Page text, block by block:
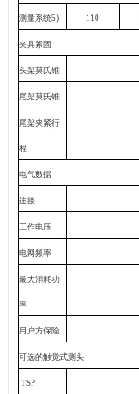
测量系统5) 110
夹具紧固
头架莫氏锥
尾架莫氏锥
尾架夹紧行
程
电气数据
连接
工作电压
电网频率
最大消耗功
率
用户方保险
可选的触觉式测头
TSP